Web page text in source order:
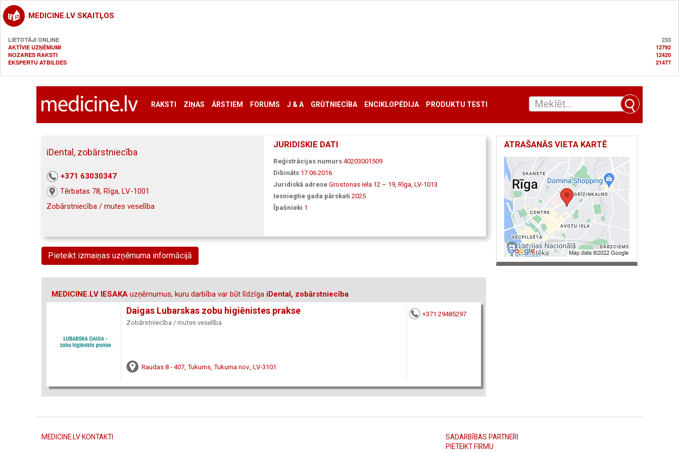
MEDICINE.LV SKAITĻOS
LIETOTĀJI ONLINE
233
AKTĪVIE UZŅĒMUMI
12792
NOZARES RAKSTI
12420
EKSPERTU ATBILDES
21477
RAKSTI ZIŅAS ĀRSTIEM FORUMS J & A GRŪTNIECĪBA ENCIKLOPĒDIJA PRODUKTU TESTI
iDental, zobārstniecība
+371 63030347
Tērbatas 78, Rīga, LV-1001
Zobārstniecība / mutes veselība
JURIDISKIE DATI
Reģistrācijas numurs 40203001509
Dibināts 17.06.2016
Juridiskā adrese Grostonas iela 12 – 19, Rīga, LV-1013
Iesniegtie gada pārskati 2025
Īpašnieki 1
Pieteikt izmaiņas uzņēmuma informācijā
MEDICINE.LV IESAKA uzņēmumus, kuru darbība var būt līdzīga iDental, zobārstniecība
Daigas Lubarskas zobu higiēnistes prakse
Zobārstniecība / mutes veselība
Raudas 8 - 407, Tukums, Tukuma nov., LV-3101
+371 29485297
ATRAŠANĀS VIETA KARTĒ
MEDICINE.LV KONTAKTI
SADARBĪBAS PARTNERI
PIETEIKT FIRMU